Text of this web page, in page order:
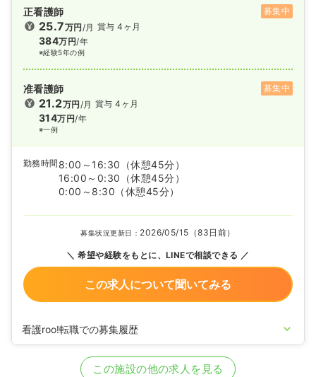
正看護師 募集中
25.7万円/月
384万円/年
※経験5年の例
賞与 4ヶ月
准看護師 募集中
21.2万円/月
314万円/年
※一例
賞与 4ヶ月
勤務時間 8:00～16:30
（休憩45分）
16:00～0:30
（休憩45分）
0:00～8:30 （休憩45分）
募集状況更新日： 2026/05/15（83日前）
希望や経験をもとに、LINEで相談できる
この求人について聞いてみる
看護roo!転職での募集履歴
この施設の他の求人を見る